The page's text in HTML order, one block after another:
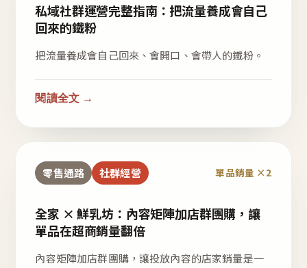
私域社群運營完整指南：把流量養成會自己
回來的鐵粉
把流量養成會自己回來、會開口、會帶人的鐵粉。
閱讀全文 →
零售通路 社群經營 單品銷量 ×2
全家 × 鮮乳坊：內容矩陣加店群團購，讓
單品在超商銷量翻倍
內容矩陣加店群團購，讓投放內容的店家銷量是一